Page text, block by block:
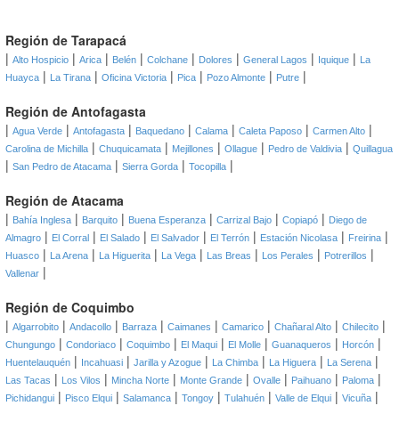
Región de Tarapacá
| Alto Hospicio | Arica | Belén | Colchane | Dolores | General Lagos | Iquique |
La
Huayca | La Tirana | Oficina Victoria | Pica | Pozo Almonte | Putre |
Región de Antofagasta
| Agua Verde | Antofagasta | Baquedano | Calama | Caleta Paposo | Carmen Alto |
Carolina de Michilla | Chuquicamata | Mejillones | Ollague | Pedro de Valdivia | Quillagua
| San Pedro de Atacama | Sierra Gorda | Tocopilla |
Región de Atacama
| Bahía Inglesa | Barquito | Buena Esperanza | Carrizal Bajo | Copiapó | Diego de
Almagro | El Corral | El Salado | El Salvador | El Terrón | Estación Nicolasa | Freirina |
Huasco | La Arena | La Higuerita | La Vega | Las Breas | Los Perales | Potrerillos |
Vallenar |
Región de Coquimbo
| Algarrobito | Andacollo | Barraza | Caimanes | Camarico | Chañaral Alto | Chilecito |
Chungungo | Condoriaco | Coquimbo | El Maqui | El Molle | Guanaqueros | Horcón |
Huentelauquén | Incahuasi | Jarilla y Azogue | La Chimba | La Higuera | La Serena |
Las Tacas | Los Vilos | Mincha Norte | Monte Grande | Ovalle | Paihuano | Paloma |
Pichidangui | Pisco Elqui | Salamanca | Tongoy | Tulahuén | Valle de Elqui | Vicuña |